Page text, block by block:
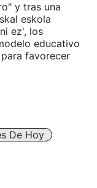
y tras una
eskola
ez', los
educativo
favorecer
De Hoy